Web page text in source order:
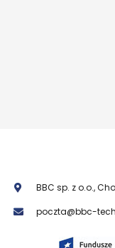
BBC sp. z o.o.,
poczta@bbc-